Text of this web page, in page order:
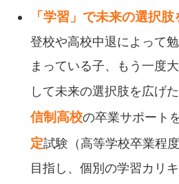
「学習」で未来の選択
登校や高校中退によって
まっている子、もう一度
して未来の選択肢を広げ
信制高校の卒業サポート
定試験（高等学校卒業程
目指し、個別の学習カリ